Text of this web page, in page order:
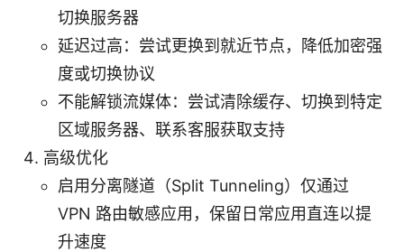
切换服务器
延迟过高：尝试更换到就近节点，降低加密强
度或切换协议
不能解锁流媒体：尝试清除缓存、切换到特定
区域服务器、联系客服获取支持
高级优化
启用分离隧道（Split Tunneling）仅通过
VPN 路由敏感应用，保留日常应用直连以提
升速度